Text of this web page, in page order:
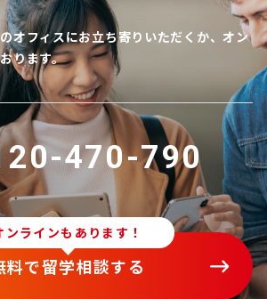
オフィスにお立ち寄りいただくか、オン
ります。
470-790
ンラインもあります！
料で留学相談する